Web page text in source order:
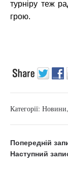
турніру теж
грою.
Категорії: Новини,
Попередній
Наступний